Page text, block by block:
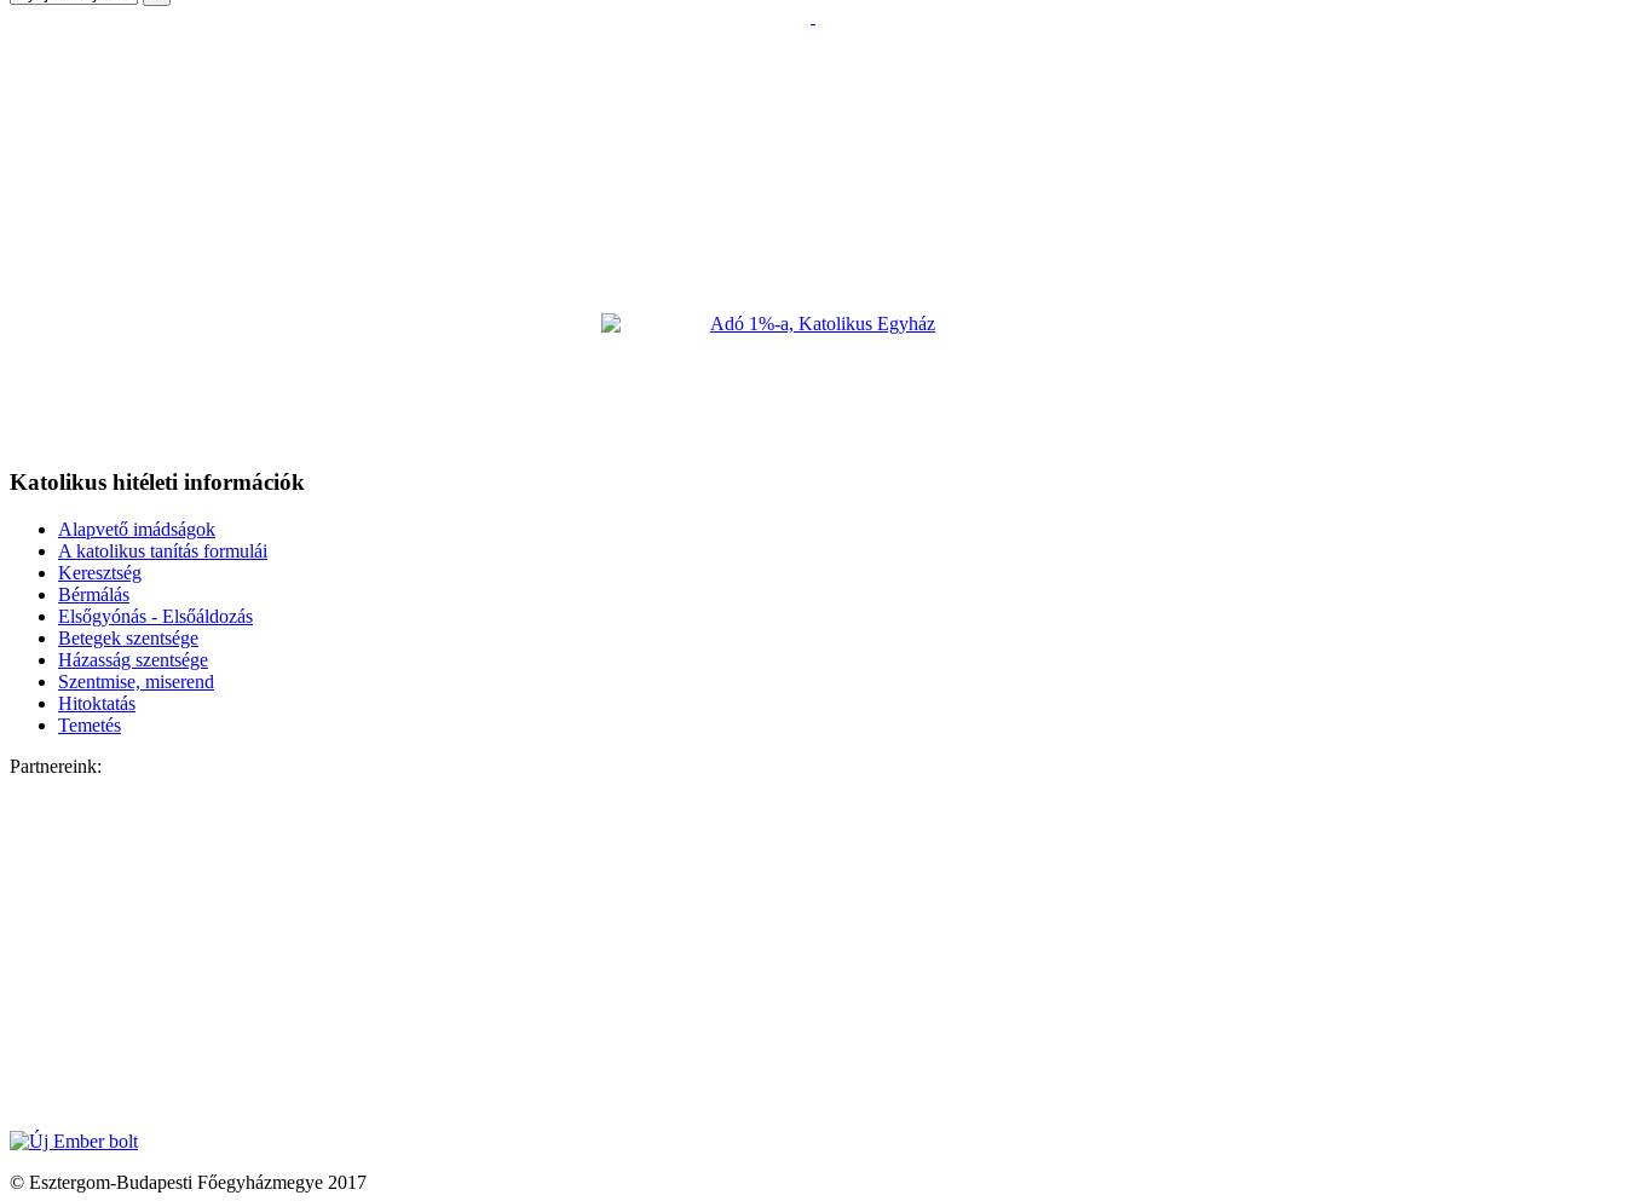
Katolikus hitéleti információk
Alapvető imádságok
A katolikus tanítás formulái
Keresztség
Bérmálás
Elsőgyónás - Elsőáldozás
Betegek szentsége
Házasság szentsége
Szentmise, miserend
Hitoktatás
Temetés
Partnereink:
© Esztergom-Budapesti Főegyházmegye 2017